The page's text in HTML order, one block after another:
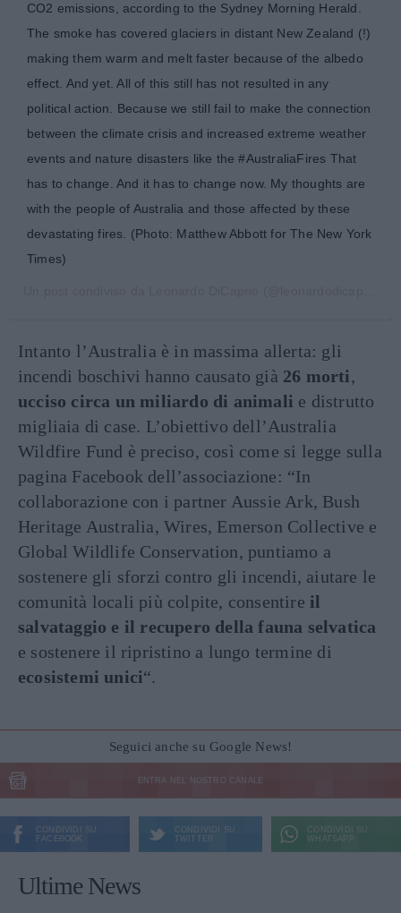
CO2 emissions, according to the Sydney Morning Herald.
The smoke has covered glaciers in distant New Zealand (!)
making them warm and melt faster because of the albedo
effect. And yet. All of this still has not resulted in any
political action. Because we still fail to make the connection
between the climate crisis and increased extreme weather
events and nature disasters like the #AustraliaFires That
has to change. And it has to change now. My thoughts are
with the people of Australia and those affected by these
devastating fires. (Photo: Matthew Abbott for The New York
Times)
Intanto l’Australia è in massima allerta: gli
incendi boschivi hanno causato già 26 morti,
ucciso circa un miliardo di animali e distrutto
migliaia di case. L’obiettivo dell’Australia
Wildfire Fund è preciso, così come si legge sulla
pagina Facebook dell’associazione: “In
collaborazione con i partner Aussie Ark, Bush
Heritage Australia, Wires, Emerson Collective e
Global Wildlife Conservation, puntiamo a
sostenere gli sforzi contro gli incendi, aiutare le
comunità locali più colpite, consentire il
salvataggio e il recupero della fauna selvatica
e sostenere il ripristino a lungo termine di
ecosistemi unici“.
Seguici anche su Google News!
ENTRA NEL NOSTRO CANALE
CONDIVIDI SU
FACEBOOK
CONDIVIDI SU
TWITTER
CONDIVIDI SU
WHATSAPP
Ultime News